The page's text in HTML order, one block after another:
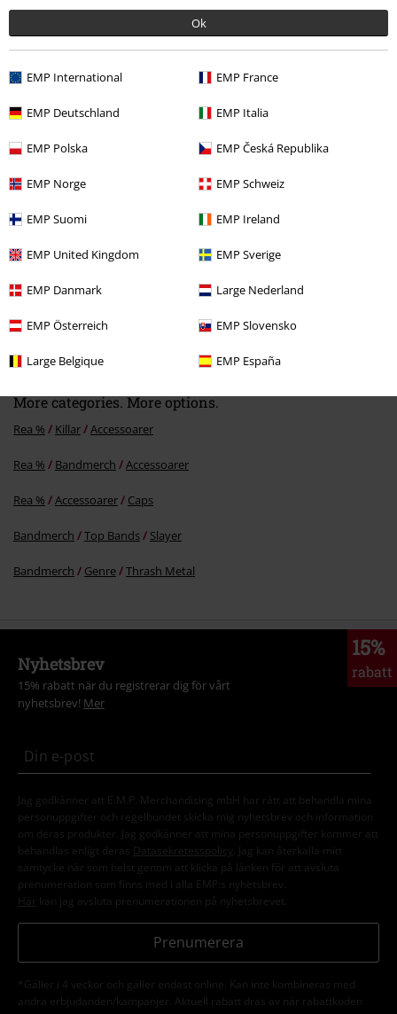
Ok
EMP International EMP France
EMP Deutschland EMP Italia
EMP Polska EMP Česká Republika
EMP Norge EMP Schweiz
EMP Suomi EMP Ireland
EMP United Kingdom EMP Sverige
EMP Danmark Large Nederland
EMP Österreich EMP Slovensko
Large Belgique EMP España
Postat den: fredag, 26 juli 2019
Super trevlig
Enda nackdelen är att den är lite trång och "Snap:en" får ganska få
Verifierad recension
Hade du någon nytta av den här recensionen?
More categories. More options.
Rea % Killar Accessoarer
Rea % Bandmerch Accessoarer
Rea % Accessoarer Caps
Bandmerch Top Bands Slayer
Bandmerch Genre Thrash Metal
15%
rabatt
Nyhetsbrev
15% rabatt när du registrerar dig för vårt
nyhetsbrev! Mer
Jag godkänner att E.M.P. Merchandising mbH har rätt att behandla mina
personuppgifter och regelbundet skicka mig nyhetsbrev och information
om deras produkter. Jag godkänner att mina personuppgifter kommer att
behandlas enligt deras
Datasekretesspolicy
. Jag kan återkalla mitt
samtycke när som helst genom att klicka på länken för att avsluta
prenumeration som finns med i alla EMP:s nyhetsbrev.
Här kan jag avsluta prenumerationen på nyhetsbrevet.
Prenumerera
*Gäller i 4 veckor och gäller endast online. Kan inte kombineras med
andra erbjudanden/kampanjer. Aktuell rabatt dras av när rabattkoden